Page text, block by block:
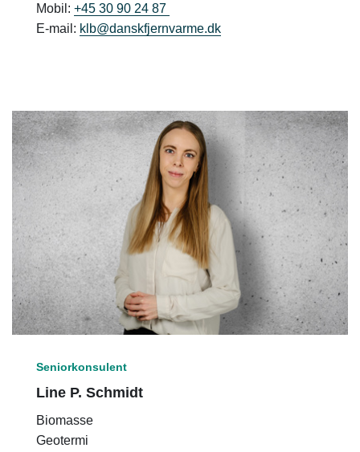
Mobil: +45 30 90 24 87
E-mail: klb@danskfjernvarme.dk
Seniorkonsulent
Line P. Schmidt
Biomasse
Geotermi